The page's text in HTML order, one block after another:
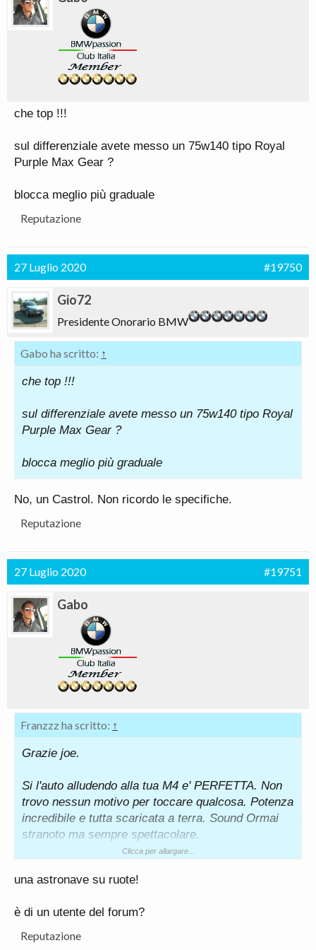
che top !!!
sul differenziale avete messo un 75w140 tipo Royal
Purple Max Gear ?
blocca meglio più graduale
Reputazione
27 Luglio 2020 #19750
Gio72
Presidente Onorario BMW
Gabo ha scritto: ↑
che top !!!
sul differenziale avete messo un 75w140 tipo Royal
Purple Max Gear ?
blocca meglio più graduale
No, un Castrol. Non ricordo le specifiche.
Reputazione
27 Luglio 2020 #19751
Gabo
Franzzz ha scritto: ↑
Grazie joe.
Si l'auto alludendo alla tua M4 e' PERFETTA. Non
trovo nessun motivo per toccare qualcosa. Potenza
incredibile e tutta scaricata a terra. Sound Ormai
stranoto ma sempre spettacolare.
Come poi ebbi conferma dal Teo e da Me il
errori, un comparto assetto sterzo cambio
Attendo test piu' approfonditi in MDM e DSC OFF
Clicca per allargare...
una astronave su ruote!
è di un utente del forum?
Reputazione